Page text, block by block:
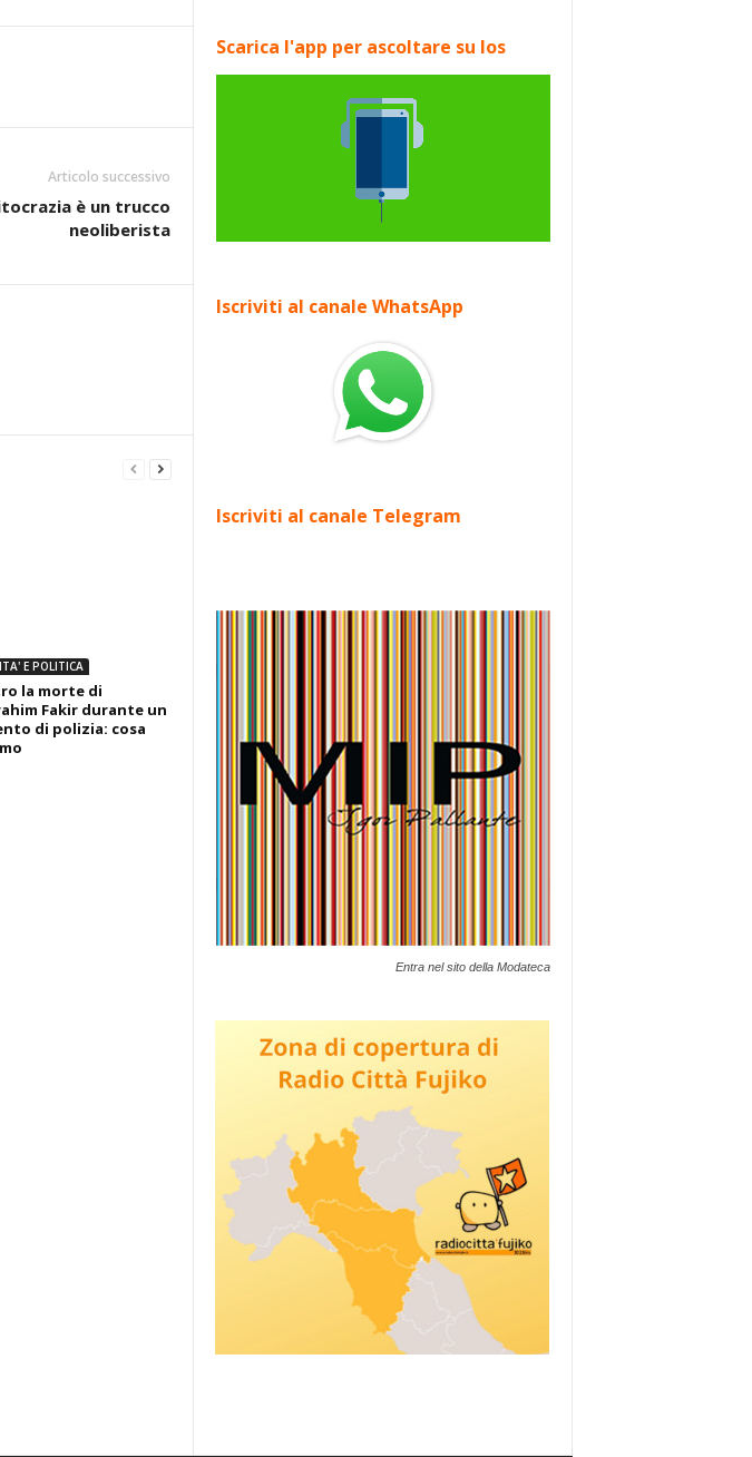
Articolo successivo
è un trucco
neoliberista
E POLITICA
la morte di
Fakir durante un
di polizia: cosa
Scarica l'app per ascoltare su Ios
Iscriviti al canale WhatsApp
Iscriviti al canale Telegram
Entra nel sito della Modateca